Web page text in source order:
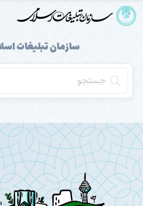
سازمان تبلیغات